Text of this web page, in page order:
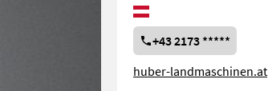
+43 2173 *****
huber-landmaschinen.at